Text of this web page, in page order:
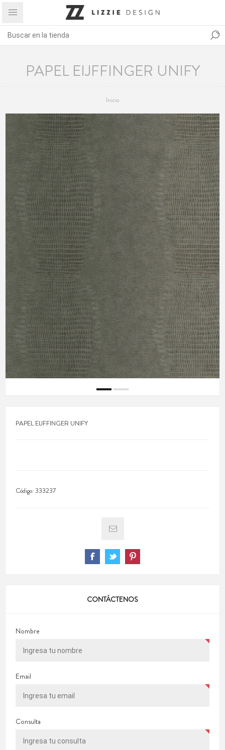
PAPEL EIJFFINGER UNIFY
Inicio
PAPEL EIJFFINGER UNIFY
Código:333237
CONTÁCTENOS
Nombre
Email
Consulta